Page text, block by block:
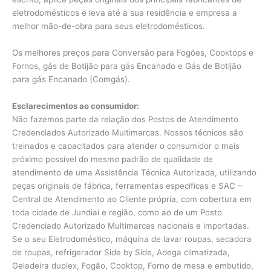
eletrodomésticos e leva até a sua residência e empresa a
melhor mão-de-obra para seus eletrodomésticos.
Os melhores preços para Conversão para Fogões, Cooktops e
Fornos, gás de Botijão para gás Encanado e Gás de Botijão
para gás Encanado (Comgás).
Esclarecimentos ao consumidor:
Não fazemos parte da relação dos Postos de Atendimento
Credenciados Autorizado Multimarcas. Nossos técnicos são
treinados e capacitados para atender o consumidor o mais
próximo possível do mesmo padrão de qualidade de
atendimento de uma Assistência Técnica Autorizada, utilizando
peças originais de fábrica, ferramentas especificas e SAC –
Central de Atendimento ao Cliente própria, com cobertura em
toda cidade de Jundiaí e região, como ao de um Posto
Credenciado Autorizado Multimarcas nacionais e importadas.
Se o seu Eletrodoméstico, máquina de lavar roupas, secadora
de roupas, refrigerador Side by Side, Adega climatizada,
Geladeira duplex, Fogão, Cooktop, Forno de mesa e embutido,